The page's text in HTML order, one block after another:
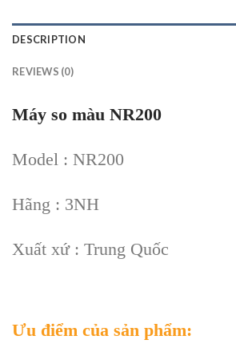
DESCRIPTION
REVIEWS (0)
Máy so màu NR200
Model : NR200
Hãng : 3NH
Xuất xứ : Trung Quốc
Ưu điểm của sản phẩm: